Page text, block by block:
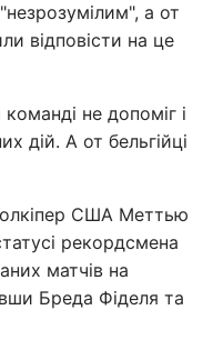
а от
відповісти на це
не допоміг і
дій. А от бельгійці
США Меттью
рекордсмена
матчів на
Бреда Фіделя та